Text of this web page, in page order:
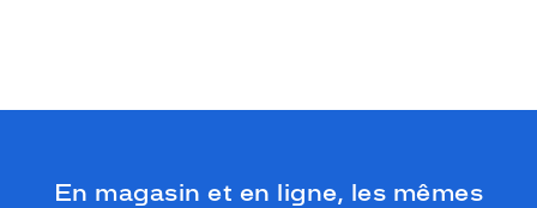
En magasin et en ligne, les mêmes